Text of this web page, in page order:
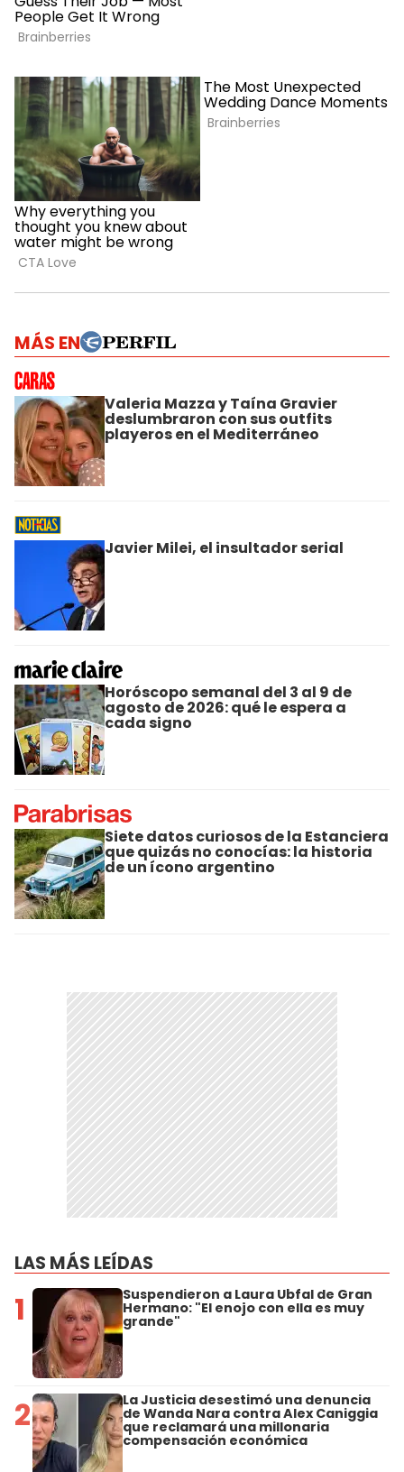
MÁS EN
Valeria Mazza y Taína Gravier
deslumbraron con sus outfits
playeros en el Mediterráneo
Javier Milei, el insultador serial
Horóscopo semanal del 3 al 9 de
agosto de 2026: qué le espera a
cada signo
Siete datos curiosos de la Estanciera
que quizás no conocías: la historia
de un ícono argentino
LAS MÁS LEÍDAS
1 Suspendieron a Laura Ubfal de Gran
Hermano: "El enojo con ella es muy
grande"
2 La Justicia desestimó una denuncia
de Wanda Nara contra Alex Caniggia
que reclamará una millonaria
compensación económica